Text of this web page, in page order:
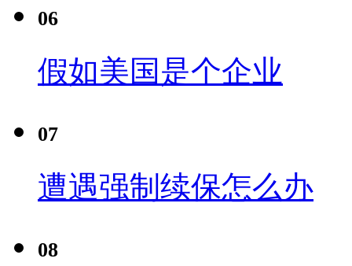
06
假如美国是个企业
07
遭遇强制续保怎么办
08